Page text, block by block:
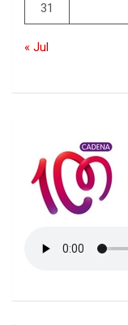
31
« Jul